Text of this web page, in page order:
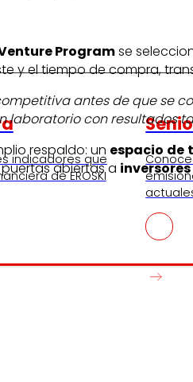
indicadores que
de EROSKI
Venture Programse
y el tiempo de compra,
antes de que se
laboratorio con resultados
respaldo: un espacio de
puertas abiertas a inversores